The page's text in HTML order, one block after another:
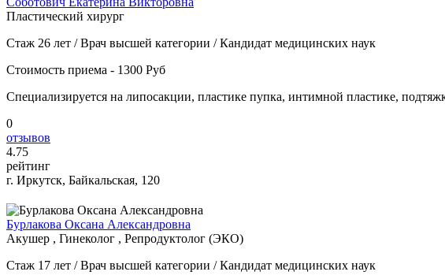
Пластический хирург
Стаж 26 лет / Врач высшей категории / Кандидат медицинских наук
Стоимость приема - 1300 Руб
Специализируется на липосакции, пластике пупка, интимной пластике,
0
отзывов
4.75
рейтинг
г. Иркутск, Байкальская, 120
Бурлакова Оксана Александровна
Акушер , Гинеколог , Репродуктолог (ЭКО)
Стаж 17 лет / Врач высшей категории / Кандидат медицинских наук